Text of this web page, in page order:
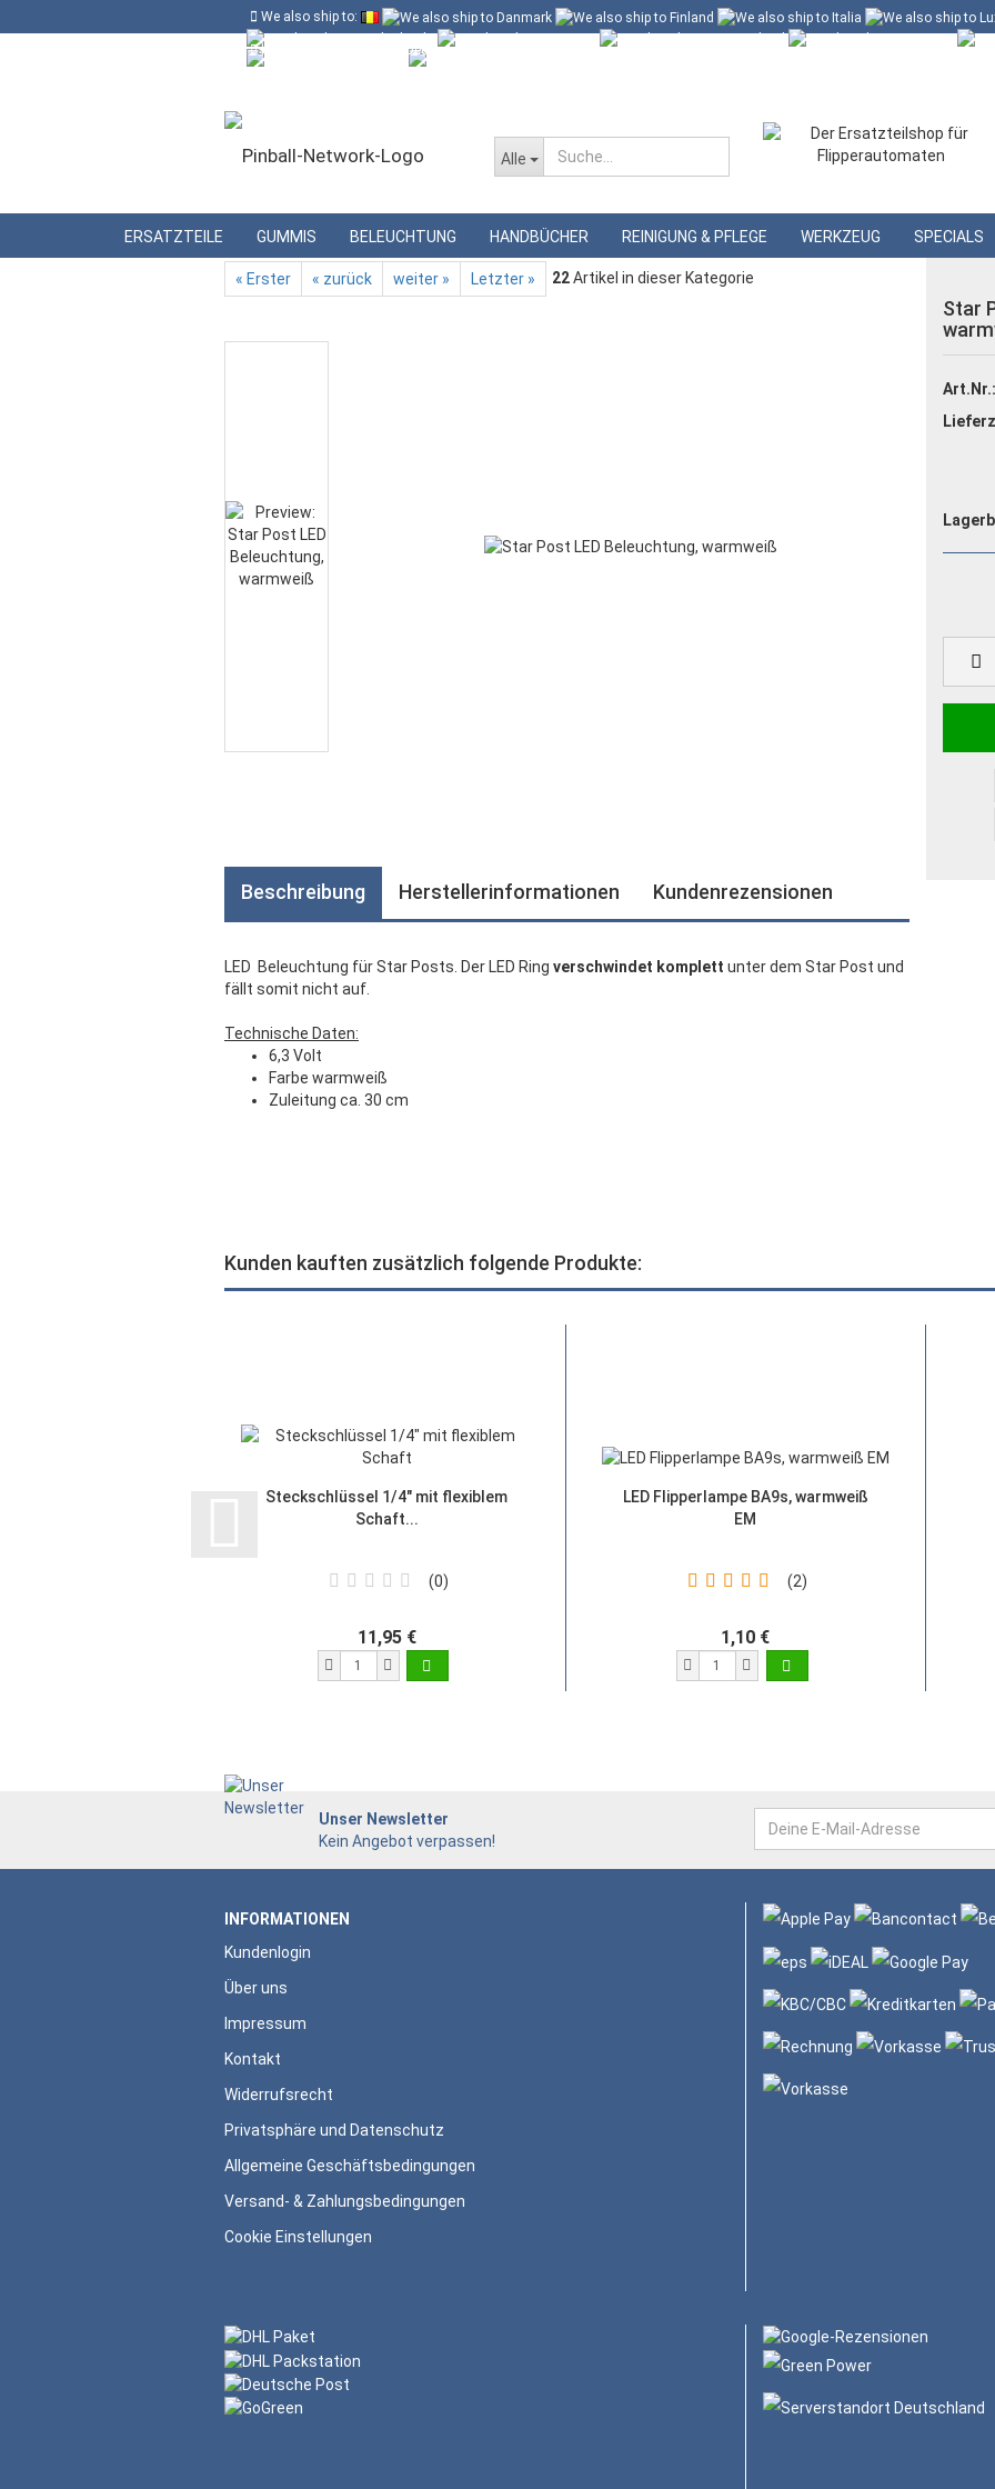
We also ship to:
Kostenloser Versand in Deutschland ab 60 Euro*
Alle
ERSATZTEILE GUMMIS BELEUCHTUNG HANDBÜCHER REINIGUNG & PFLEGE WERKZEUG SPECIALS
Startseite » Beleuchtung » LED-Lampen » Star Post LED Beleuchtung, warmweiß
« Erster « zurück weiter » Letzter » 22Artikel in dieser Kategorie
Star
Art.Nr.:
Beschreibung Herstellerinformationen Kundenrezensionen
LED Beleuchtung für Star Posts. Der LED Ring verschwindet komplett unter dem Star Post und
fällt somit nicht auf.
Technische Daten:
6,3 Volt
Farbe warmweiß
Zuleitung ca. 30 cm
Kunden kauften zusätzlich folgende Produkte:
Steckschlüssel 1/4" mit flexiblem
Schaft...
0
11,95 €
LED Flipperlampe BA9s, warmweiß
EM
2
1,10 €
Unser Newsletter
Kein Angebot verpassen!
INFORMATIONEN
Kundenlogin
Über uns
Impressum
Kontakt
Widerrufsrecht
Privatsphäre und Datenschutz
Allgemeine Geschäftsbedingungen
Versand- & Zahlungsbedingungen
Cookie Einstellungen